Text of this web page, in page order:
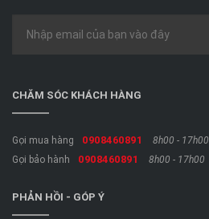
CHĂM SÓC KHÁCH HÀNG
Gọi mua hàng 0908460891
8h00 - 17h00
Gọi bảo hành
0908460891 8h00 - 17h00
PHẢN HỒI - GÓP Ý